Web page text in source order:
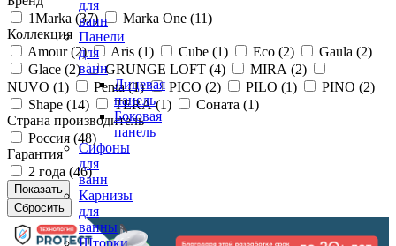
для
ванн
Панели
для
ванн
Лицевая
панель
Боковая
панель
Сифоны
для
ванн
Карнизы
для
ванны
1Marka (37) Marka One (11)
Коллекция
Amour (2) Aris (1) Cube (1) Eco (2) Gaula (2)
Glace (2) GRUNGE LOFT (4) MIRA (2)
NUVO (1) Penta (1) PICO (2) PILO (1) PINO (2)
Shape (14) TERA (1) Соната (1)
Страна производитель
Россия (48)
Гарантия
2 года (46)